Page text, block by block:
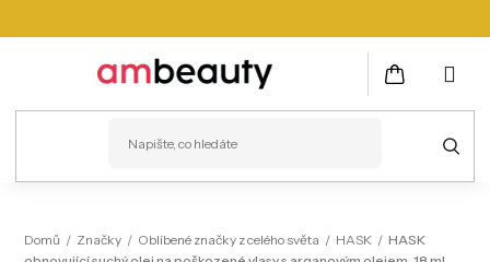
na
NÁKUPNÍ
KOŠÍK
Domů / Značky / Oblíbené značky z celého světa / HASK / HASK